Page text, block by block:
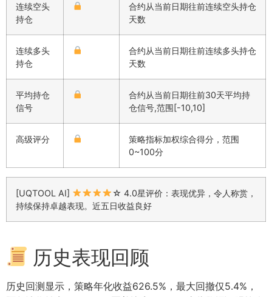
连续空头
持仓
合约从当前日期往前连续空头持仓
天数
连续多头
持仓
合约从当前日期往前连续多头持仓
天数
平均持仓
信号
合约从当前日期往前30天平均持
仓信号,范围[-10,10]
高级评分
策略指标加权综合得分，范围
0~100分
[UQTOOL AI]
☆ 4.0星评价：表现优异，令人称赏，
持续保持卓越表现。近五日收益良好
历史表现回顾
历史回测显示，策略年化收益626.5%，最大回撤仅5.4%，